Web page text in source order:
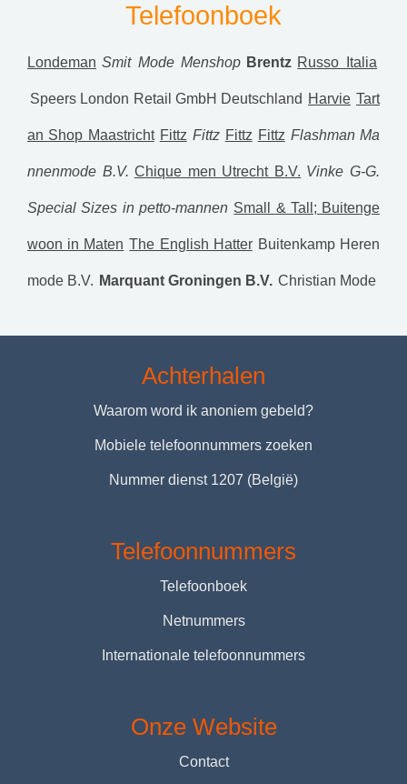
Telefoonboek
Londeman Smit Mode Menshop Brentz Russo Italia
Speers London Retail GmbH Deutschland Harvie Tart
an Shop Maastricht Fittz Fittz Fittz Fittz Flashman Ma
nnenmode B.V. Chique men Utrecht B.V. Vinke G-G.
Special Sizes in petto-mannen Small & Tall; Buitenge
woon in Maten The English Hatter Buitenkamp Heren
mode B.V. Marquant Groningen B.V. Christian Mode
Achterhalen
Waarom word ik anoniem gebeld?
Mobiele telefoonnummers zoeken
Nummer dienst 1207 (België)
Telefoonnummers
Telefoonboek
Netnummers
Internationale telefoonnummers
Onze Website
Contact